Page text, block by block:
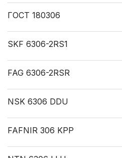
ГОСТ 180306
SKF 6306-2RS1
FAG 6306-2RSR
NSK 6306 DDU
FAFNIR 306 KPP